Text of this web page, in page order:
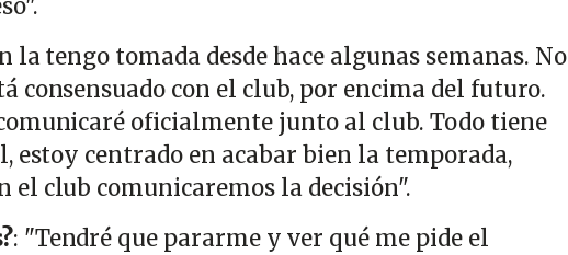
la tengo tomada desde hace algunas semanas. No
consensuado con el club, por encima del futuro.
oficialmente junto al club. Todo tiene
centrado en acabar bien la temporada,
el club comunicaremos la decisión".
: "Tendré que pararme y ver qué me pide el